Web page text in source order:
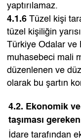
yaptırılamaz.
4.1.6 Tüzel kişi
tüzel kişiliğin
Türkiye Odalar
muhasebeci mali
düzenlenen ve
olarak bu şartın
4.2. Ekonomik
taşıması
İdare tarafından